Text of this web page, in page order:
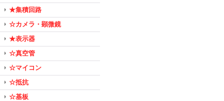
★集積回路
☆カメラ・顕微鏡
★表示器
☆真空管
☆マイコン
☆抵抗
☆基板